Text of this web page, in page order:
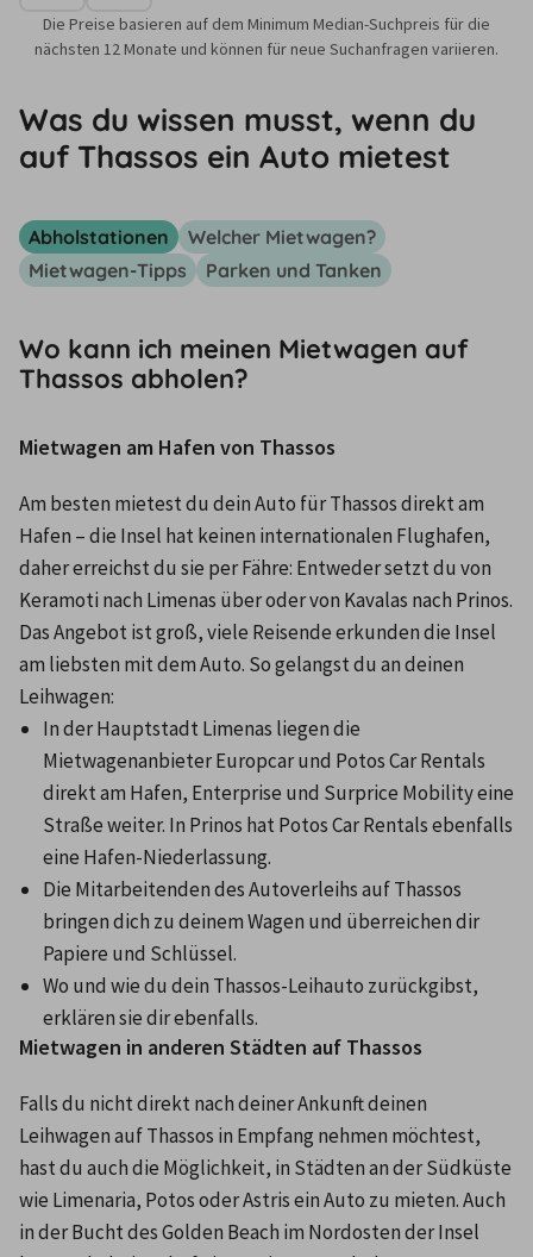
Die Preise basieren auf dem Minimum Median-Suchpreis für die
nächsten 12 Monate und können für neue Suchanfragen variieren.
Was du wissen musst, wenn du
auf Thassos ein Auto mietest
Abholstationen
Welcher Mietwagen?
Mietwagen-Tipps
Parken und Tanken
Wo kann ich meinen Mietwagen auf
Thassos abholen?
Mietwagen am Hafen von Thassos
Am besten mietest du dein Auto für Thassos direkt am
Hafen – die Insel hat keinen internationalen Flughafen,
daher erreichst du sie per Fähre: Entweder setzt du von
Keramoti nach Limenas über oder von Kavalas nach Prinos.
Das Angebot ist groß, viele Reisende erkunden die Insel
am liebsten mit dem Auto. So gelangst du an deinen
Leihwagen:
In der Hauptstadt Limenas liegen die
Mietwagenanbieter Europcar und Potos Car Rentals
direkt am Hafen, Enterprise und Surprice Mobility eine
Straße weiter. In Prinos hat Potos Car Rentals ebenfalls
eine Hafen-Niederlassung.
Die Mitarbeitenden des Autoverleihs auf Thassos
bringen dich zu deinem Wagen und überreichen dir
Papiere und Schlüssel.
Wo und wie du dein Thassos-Leihauto zurückgibst,
erklären sie dir ebenfalls.
Mietwagen in anderen Städten auf Thassos
Falls du nicht direkt nach deiner Ankunft deinen
Leihwagen auf Thassos in Empfang nehmen möchtest,
hast du auch die Möglichkeit, in Städten an der Südküste
wie Limenaria, Potos oder Astris ein Auto zu mieten. Auch
in der Bucht des Golden Beach im Nordosten der Insel